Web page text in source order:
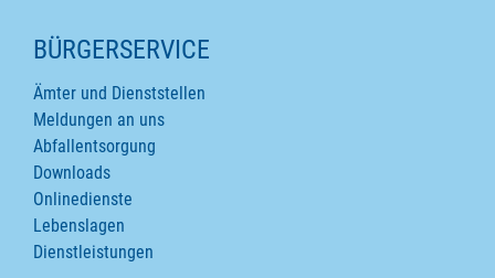
SEITENINHALTE
BÜRGERSERVICE
Ämter und Dienststellen
Meldungen an uns
Abfallentsorgung
Downloads
Onlinedienste
Lebenslagen
Dienstleistungen